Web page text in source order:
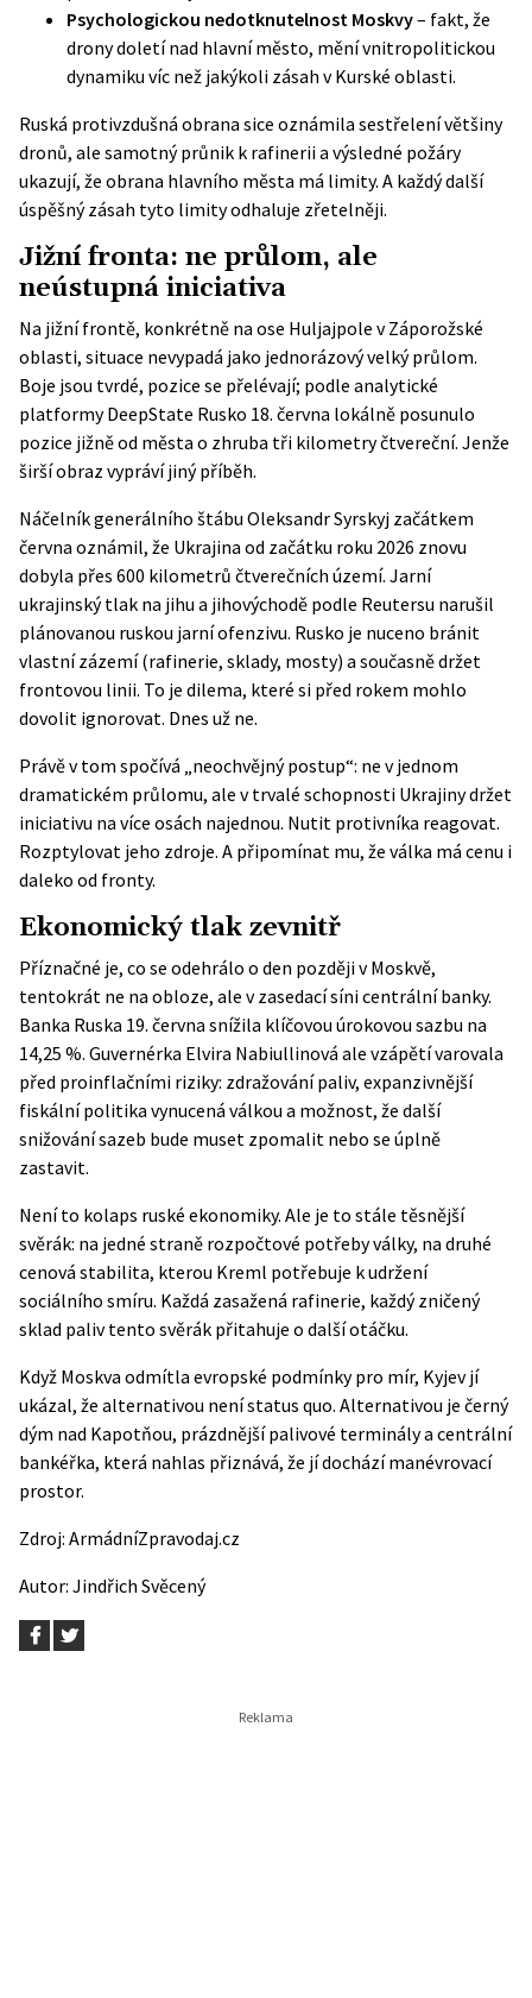
Psychologickou nedotknutelnost Moskvy– fakt, že
drony doletí nad hlavní město, mění vnitropolitickou
dynamiku víc než jakýkoli zásah v Kurské oblasti.
Ruská protivzdušná obrana sice oznámila sestřelení většiny
dronů, ale samotný průnik k rafinerii a výsledné požáry
ukazují, že obrana hlavního města má limity. A každý další
úspěšný zásah tyto limity odhaluje zřetelněji.
Jižní fronta: ne průlom, ale
neústupná iniciativa
Na jižní frontě, konkrétně na ose Huljajpole v Záporožské
oblasti, situace nevypadá jako jednorázový velký průlom.
Boje jsou tvrdé, pozice se přelévají; podle analytické
platformy DeepState Rusko 18. června lokálně posunulo
pozice jižně od města o zhruba tři kilometry čtvereční. Jenže
širší obraz vypráví jiný příběh.
Náčelník generálního štábu Oleksandr Syrskyj začátkem
června oznámil, že Ukrajina od začátku roku 2026 znovu
dobyla přes 600 kilometrů čtverečních území. Jarní
ukrajinský tlak na jihu a jihovýchodě podle Reutersu narušil
plánovanou ruskou jarní ofenzivu. Rusko je nuceno bránit
vlastní zázemí (rafinerie, sklady, mosty) a současně držet
frontovou linii. To je dilema, které si před rokem mohlo
dovolit ignorovat. Dnes už ne.
Právě v tom spočívá „neochvějný postup“: ne v jednom
dramatickém průlomu, ale v trvalé schopnosti Ukrajiny držet
iniciativu na více osách najednou. Nutit protivníka reagovat.
Rozptylovat jeho zdroje. A připomínat mu, že válka má cenu i
daleko od fronty.
Ekonomický tlak zevnitř
Příznačné je, co se odehrálo o den později v Moskvě,
tentokrát ne na obloze, ale v zasedací síni centrální banky.
Banka Ruska 19. června snížila klíčovou úrokovou sazbu na
14,25 %. Guvernérka Elvira Nabiullinová ale vzápětí varovala
před proinflačními riziky: zdražování paliv, expanzivnější
fiskální politika vynucená válkou a možnost, že další
snižování sazeb bude muset zpomalit nebo se úplně
zastavit.
Není to kolaps ruské ekonomiky. Ale je to stále těsnější
svěrák: na jedné straně rozpočtové potřeby války, na druhé
cenová stabilita, kterou Kreml potřebuje k udržení
sociálního smíru. Každá zasažená rafinerie, každý zničený
sklad paliv tento svěrák přitahuje o další otáčku.
Když Moskva odmítla evropské podmínky pro mír, Kyjev jí
ukázal, že alternativou není status quo. Alternativou je černý
dým nad Kapotňou, prázdnější palivové terminály a centrální
bankéřka, která nahlas přiznává, že jí dochází manévrovací
prostor.
Zdroj: ArmádníZpravodaj.cz
Autor: Jindřich Svěcený